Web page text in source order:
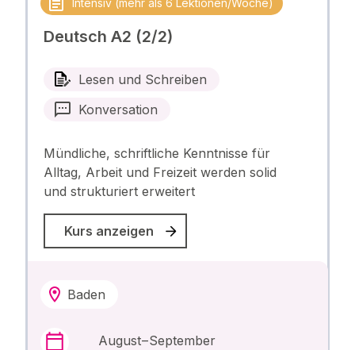
Deutsch A2 (2/2)
Lesen und Schreiben
Konversation
Mündliche, schriftliche Kenntnisse für
Alltag, Arbeit und Freizeit werden solid
und strukturiert erweitert
Kurs anzeigen
Baden
August – September